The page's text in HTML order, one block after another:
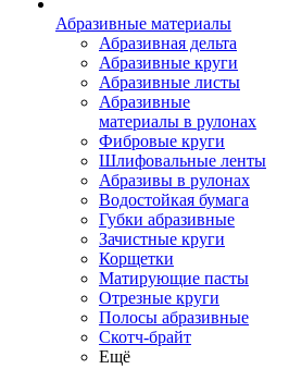
Абразивные материалы
Абразивная дельта
Абразивные круги
Абразивные листы
Абразивные
материалы в рулонах
Фибровые круги
Шлифовальные ленты
Абразивы в рулонах
Водостойкая бумага
Губки абразивные
Зачистные круги
Корщетки
Матирующие пасты
Отрезные круги
Полосы абразивные
Скотч-брайт
Ещё